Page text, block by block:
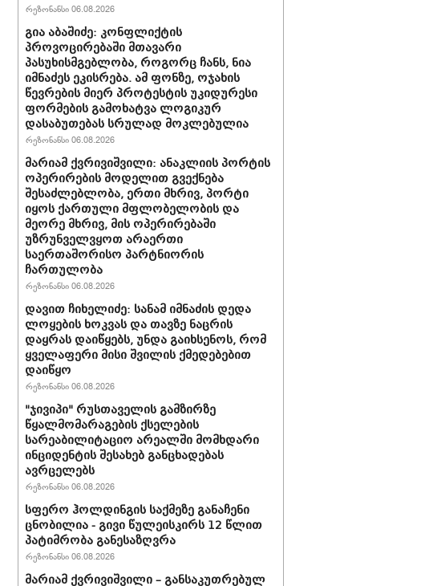
რეზონანსი 06.08.2026
გია აბაშიძე: კონფლიქტის
პროვოცირებაში მთავარი
პასუხისმგებლობა, როგორც ჩანს, ნია
იმნაძეს ეკისრება. ამ ფონზე, ოჯახის
წევრების მიერ პროტესტის უკიდურესი
ფორმების გამოხატვა ლოგიკურ
დასაბუთებას სრულად მოკლებულია
რეზონანსი 06.08.2026
მარიამ ქვრივიშვილი: ანაკლიის პორტის
ოპერირების მოდელით გვექნება
შესაძლებლობა, ერთი მხრივ, პორტი
იყოს ქართული მფლობელობის და
მეორე მხრივ, მის ოპერირებაში
უზრუნველვყოთ არაერთი
საერთაშორისო პარტნიორის
ჩართულობა
რეზონანსი 06.08.2026
დავით ჩიხელიძე: სანამ იმნაძის დედა
ლოყების ხოკვას და თავზე ნაცრის
დაყრას დაიწყებს, უნდა გაიხსენოს, რომ
ყველაფერი მისი შვილის ქმედებებით
დაიწყო
რეზონანსი 06.08.2026
"ჯივიპი" რუსთაველის გამზირზე
წყალმომარაგების ქსელების
სარეაბილიტაციო არეალში მომხდარი
ინციდენტის შესახებ განცხადებას
ავრცელებს
რეზონანსი 06.08.2026
სფერო ჰოლდინგის საქმეზე განაჩენი
ცნობილია - გივი წულეისკირს 12 წლით
პატიმრობა განესაზღვრა
რეზონანსი 06.08.2026
მარიამ ქვრივიშვილი – განსაკუთრებულ